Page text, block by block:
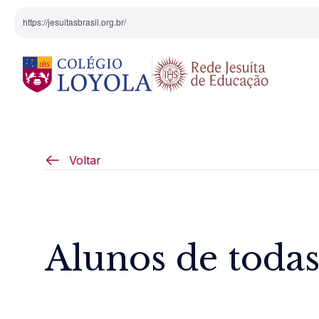
https://jesuitasbrasil.org.br/
Pedagogia Inaciana
Voltar
Alunos de